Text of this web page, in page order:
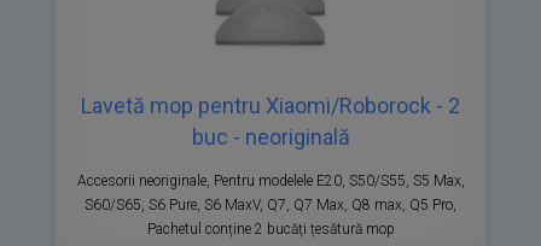
Lavetă mop pentru Xiaomi/Roborock - 2
buc - neoriginală
Accesorii neoriginale, Pentru modelele E20, S50/S55, S5 Max,
S60/S65, S6 Pure, S6 MaxV, Q7, Q7 Max, Q8 max, Q5 Pro,
Pachetul conține 2 bucăți țesătură mop